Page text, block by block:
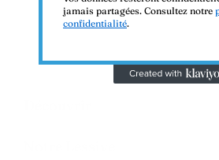
jamais partagées. Consultez notre
confidentialité.